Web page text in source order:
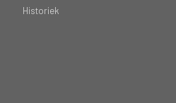
Historiek